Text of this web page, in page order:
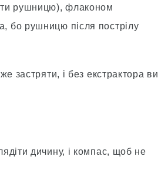
рушницю), флаконом
бо рушницю пiсля пострiлу
застряти, i без екстрактора ви
дичину, i компас, щоб не